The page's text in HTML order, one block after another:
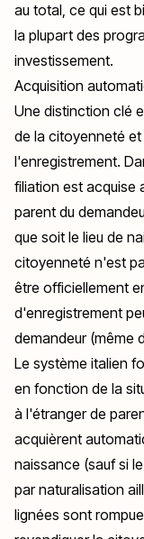
au total, ce qui est
la plupart des
investissement.
Acquisition
Une distinction clé
de la citoyenneté
l'enregistrement.
filiation est acquise
parent du
que soit le lieu de
citoyenneté n'est
être officiellement
d'enregistrement
demandeur (même
Le système italien
en fonction de la
à l'étranger de
acquièrent
naissance (sauf si
par naturalisation
lignées sont